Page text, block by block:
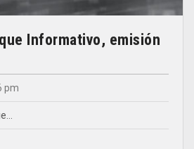
Informativo, emisión
pm